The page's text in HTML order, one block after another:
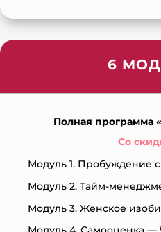
6
Полная программа
Со
Модуль 1. Пробуждение
Модуль 2. Тайм-
Модуль 3. Женское